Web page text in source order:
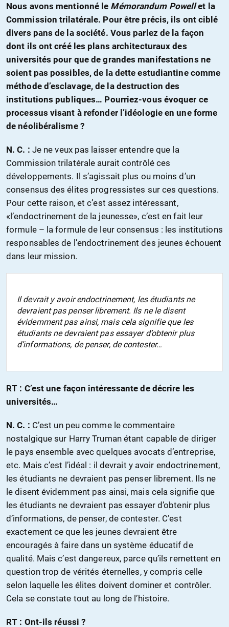
Nous avons mentionné le Mémorandum Powellet la
Commission trilatérale. Pour être précis, ils ont ciblé
divers pans de la société. Vous parlez de la façon
dont ils ont créé les plans architecturaux des
universités pour que de grandes manifestations ne
soient pas possibles, de la dette estudiantine comme
méthode d’esclavage, de la destruction des
institutions publiques… Pourriez-vous évoquer ce
processus visant à refonder l’idéologie en une forme
de néolibéralisme ?
N. C. : Je ne veux pas laisser entendre que la
Commission trilatérale aurait contrôlé ces
développements. Il s’agissait plus ou moins d’un
consensus des élites progressistes sur ces questions.
Pour cette raison, et c’est assez intéressant,
«l’endoctrinement de la jeunesse», c’est en fait leur
formule – la formule de leur consensus : les institutions
responsables de l’endoctrinement des jeunes échouent
dans leur mission.
Il devrait y avoir endoctrinement, les étudiants ne
devraient pas penser librement. Ils ne le disent
évidemment pas ainsi, mais cela signifie que les
étudiants ne devraient pas essayer d’obtenir plus
d’informations, de penser, de contester…
RT : C’est une façon intéressante de décrire les
universités…
N. C. : C’est un peu comme le commentaire
nostalgique sur Harry Truman étant capable de diriger
le pays ensemble avec quelques avocats d’entreprise,
etc. Mais c’est l’idéal : il devrait y avoir endoctrinement,
les étudiants ne devraient pas penser librement. Ils ne
le disent évidemment pas ainsi, mais cela signifie que
les étudiants ne devraient pas essayer d’obtenir plus
d’informations, de penser, de contester. C’est
exactement ce que les jeunes devraient être
encouragés à faire dans un système éducatif de
qualité. Mais c’est dangereux, parce qu’ils remettent en
question trop de vérités éternelles, y compris celle
selon laquelle les élites doivent dominer et contrôler.
Cela se constate tout au long de l’histoire.
RT : Ont-ils réussi ?